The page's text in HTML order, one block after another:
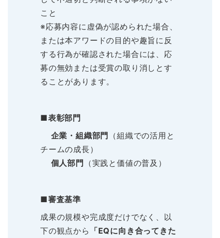
こと
※応募内容に虚偽が認められた場合、
または本アワードの目的や趣旨に反
する行為が確認された場合には、応
募の無効または受賞の取り消しとす
ることがあります。
■表彰部門
企業・組織部門 （組織での活用と
チームの成長）
個人部門 （実践と価値の普及）
■審査基準
成果の規模や完成度だけでなく、以
下の観点から 「EQに向き合ってきた